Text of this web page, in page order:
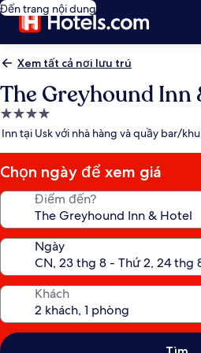
Đến trang nội dung
Xem tất cả nơi lưu trú
The Greyhound Inn
Nơi
lưu
4.0
sao
Inn tại Usk với nhà hàng và quầy bar/
Chọn ngày để xem giá
Điểm đến?
Ngày
Khách